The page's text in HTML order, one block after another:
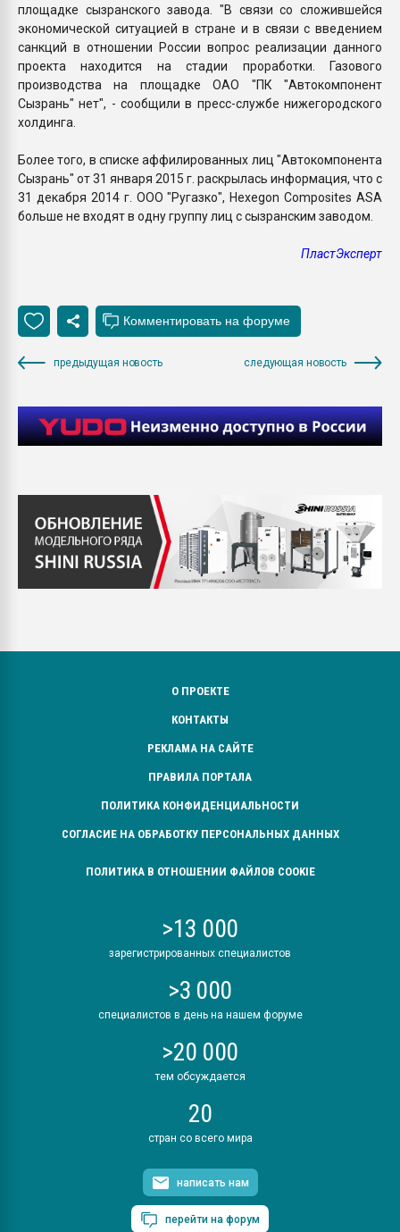
площадке сызранского завода. "В связи со сложившейся
экономической ситуацией в стране и в связи с введением
санкций в отношении России вопрос реализации данного
проекта находится на стадии проработки. Газового
производства на площадке ОАО "ПК "Автокомпонент
Сызрань" нет", - сообщили в пресс-службе нижегородского
холдинга.
Более того, в списке аффилированных лиц "Автокомпонента
Сызрань" от 31 января 2015 г. раскрылась информация, что с
31 декабря 2014 г. ООО "Ругазко", Hexegon Composites ASA
больше не входят в одну группу лиц с сызранским заводом.
ПластЭксперт
предыдущая новость следующая новость
О ПРОЕКТЕ
КОНТАКТЫ
РЕКЛАМА НА САЙТЕ
ПРАВИЛА ПОРТАЛА
ПОЛИТИКА КОНФИДЕНЦИАЛЬНОСТИ
СОГЛАСИЕ НА ОБРАБОТКУ ПЕРСОНАЛЬНЫХ ДАННЫХ
ПОЛИТИКА В ОТНОШЕНИИ ФАЙЛОВ COOKIE
>13 000
зарегистрированных специалистов
>3 000
специалистов в день на нашем форуме
>20 000
тем обсуждается
20
стран со всего мира
написать нам
перейти на форум